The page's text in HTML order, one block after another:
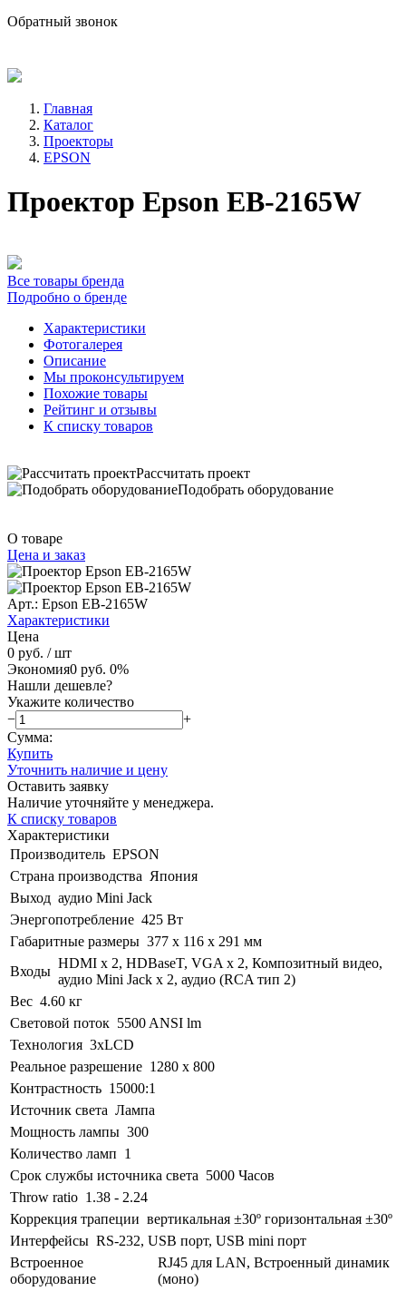
Обратный звонок
Главная
Каталог
Проекторы
EPSON
Проектор Epson EB-2165W
Все товары бренда
Подробно о бренде
Характеристики
Фотогалерея
Описание
Мы проконсультируем
Похожие товары
Рейтинг и отзывы
К списку товаров
Рассчитать проект
Подобрать оборудование
О товаре
Цена и заказ
Арт.: Epson EB-2165W
Характеристики
Цена
0 руб. / шт
Экономия0 руб. 0%
Нашли дешевле?
Укажите количество
−
+
Сумма:
Купить
Уточнить наличие и цену
Оставить заявку
Наличие уточняйте у менеджера.
К списку товаров
Характеристики
Производитель EPSON
Страна производства Япония
Выход аудио Mini Jack
Энергопотребление 425 Вт
Габаритные размеры 377 x 116 x 291 мм
Входы
HDMI x 2, HDBaseT, VGA x 2, Композитный видео,
аудио Mini Jack x 2, аудио (RCA тип 2)
Вес 4.60 кг
Световой поток 5500 ANSI lm
Технология 3xLCD
Реальное разрешение 1280 x 800
Контрастность 15000:1
Источник света Лампа
Мощность лампы 300
Количество ламп 1
Срок службы источника света 5000 Часов
Throw ratio 1.38 - 2.24
Коррекция трапеции вертикальная ±30º горизонтальная ±30º
Интерфейсы RS-232, USB порт, USB mini порт
Встроенное
оборудование
RJ45 для LAN, Встроенный динамик
(моно)